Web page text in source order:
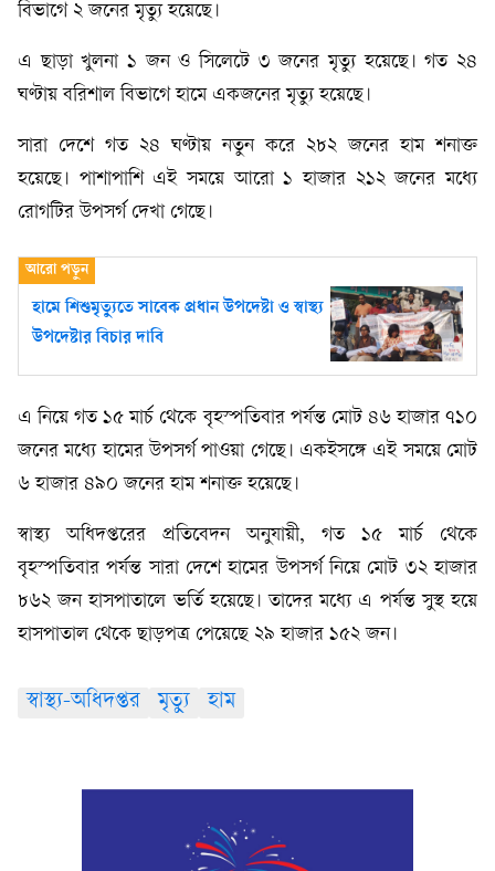
বিভাগে ২ জনের মৃত্যু হয়েছে।
এ ছাড়া খুলনা ১ জন ও সিলেটে ৩ জনের মৃত্যু হয়েছে। গত ২৪
ঘণ্টায় বরিশাল বিভাগে হামে একজনের মৃত্যু হয়েছে।
সারা দেশে গত ২৪ ঘণ্টায় নতুন করে ২৮২ জনের হাম শনাক্ত
হয়েছে। পাশাপাশি এই সময়ে আরো ১ হাজার ২১২ জনের মধ্যে
রোগটির উপসর্গ দেখা গেছে।
হামে শিশুমৃত্যুতে সাবেক প্রধান উপদেষ্টা ও স্বাস্থ্য
উপদেষ্টার বিচার দাবি
এ নিয়ে গত ১৫ মার্চ থেকে বৃহস্পতিবার পর্যন্ত মোট ৪৬ হাজার ৭১০
জনের মধ্যে হামের উপসর্গ পাওয়া গেছে। একইসঙ্গে এই সময়ে মোট
৬ হাজার ৪৯০ জনের হাম শনাক্ত হয়েছে।
স্বাস্থ্য অধিদপ্তরের প্রতিবেদন অনুযায়ী, গত ১৫ মার্চ থেকে
বৃহস্পতিবার পর্যন্ত সারা দেশে হামের উপসর্গ নিয়ে মোট ৩২ হাজার
৮৬২ জন হাসপাতালে ভর্তি হয়েছে। তাদের মধ্যে এ পর্যন্ত সুস্থ হয়ে
হাসপাতাল থেকে ছাড়পত্র পেয়েছে ২৯ হাজার ১৫২ জন।
স্বাস্থ্য-অধিদপ্তর মৃত্যু হাম